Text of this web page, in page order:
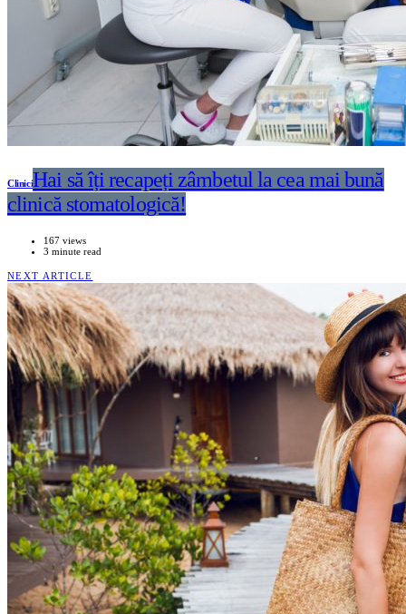
CliniciHai să îți recapeți zâmbetul la cea mai bună
clinică stomatologică!
167 views
3 minute read
NEXT ARTICLE